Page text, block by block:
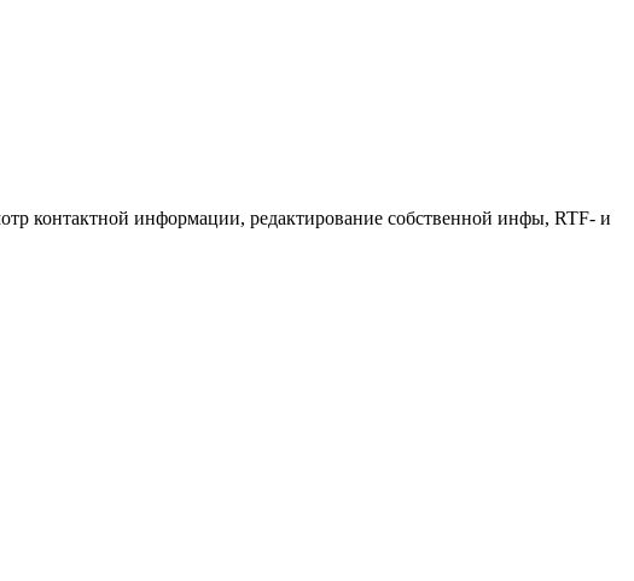
контактной информации, редактирование собственной инфы, RTF- и